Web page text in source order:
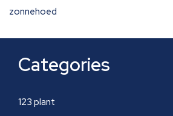
zonnehoed
Categories
123 plant